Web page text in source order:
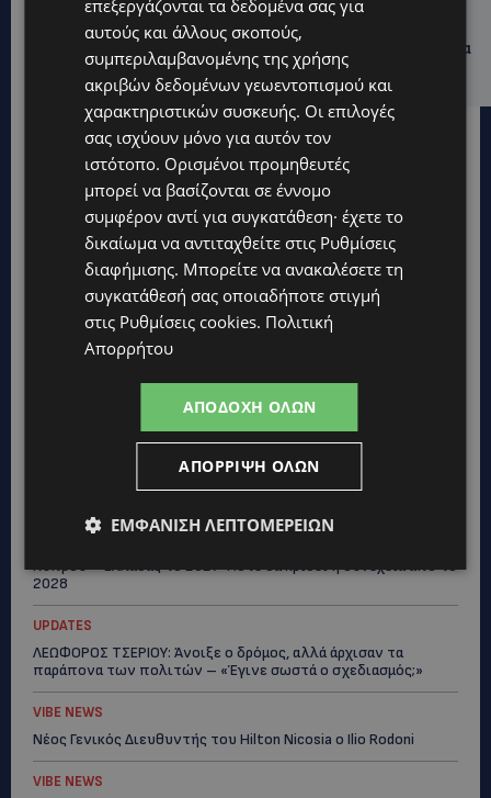
Lidl Better Living Days #summer2026: Ένα μοναδικό
ταξίδι ευεξίας, γεμάτο γεύση, ενέργεια και χαμόγελα
σε όλη την Κύπρο
UPDATES
Κύπρου – Ελλάδας το 2027-Πότε θα κριθεί η συνέχεια από το
2028
UPDATES
ΛΕΩΦΟΡΟΣ ΤΣΕΡΙΟΥ: Άνοιξε ο δρόμος, αλλά άρχισαν τα
παράπονα των πολιτών – «Έγινε σωστά ο σχεδιασμός;»
VIBE NEWS
Νέος Γενικός Διευθυντής του Hilton Nicosia ο Ilio Rodoni
VIBE NEWS
επεξεργάζονται τα δεδομένα σας για
αυτούς και άλλους σκοπούς,
συμπεριλαμβανομένης της χρήσης
ακριβών δεδομένων γεωεντοπισμού και
χαρακτηριστικών συσκευής. Οι επιλογές
σας ισχύουν μόνο για αυτόν τον
ιστότοπο. Ορισμένοι προμηθευτές
μπορεί να βασίζονται σε έννομο
συμφέρον αντί για συγκατάθεση· έχετε το
δικαίωμα να αντιταχθείτε στις Ρυθμίσεις
διαφήμισης. Μπορείτε να ανακαλέσετε τη
συγκατάθεσή σας οποιαδήποτε στιγμή
στις Ρυθμίσεις cookies. Πολιτική
Απορρήτου
ΑΠΟΔΟΧΉ ΌΛΩΝ
ΑΠΌΡΡΙΨΗ ΌΛΩΝ
ΕΜΦΆΝΙΣΗ ΛΕΠΤΟΜΕΡΕΙΏΝ